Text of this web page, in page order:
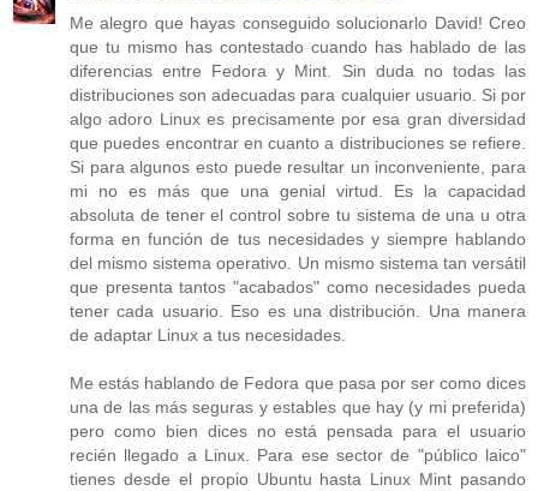
Me alegro que hayas conseguido solucionarlo David! Creo
que tu mismo has contestado cuando has hablado de las
diferencias entre Fedora y Mint. Sin duda no todas las
distribuciones son adecuadas para cualquier usuario. Si por
algo adoro Linux es precisamente por esa gran diversidad
que puedes encontrar en cuanto a distribuciones se refiere.
Si para algunos esto puede resultar un inconveniente, para
mi no es más que una genial virtud. Es la capacidad
absoluta de tener el control sobre tu sistema de una u otra
forma en función de tus necesidades y siempre hablando
del mismo sistema operativo. Un mismo sistema tan versátil
que presenta tantos "acabados" como necesidades pueda
tener cada usuario. Eso es una distribución. Una manera
de adaptar Linux a tus necesidades.
Me estás hablando de Fedora que pasa por ser como dices
una de las más seguras y estables que hay (y mi preferida)
pero como bien dices no está pensada para el usuario
recién llegado a Linux. Para ese sector de "público laico"
tienes desde el propio Ubuntu hasta Linux Mint pasando